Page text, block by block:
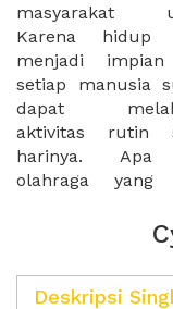
masyarakat
Karena hidup
menjadi
setiap manusia
dapat
aktivitas rutin
harinya. Apa
olahraga yang
indoor ataupun
menyesuaikan
olahraga apa
anda lakukan.
not take a look
planning now.
Deskripsi